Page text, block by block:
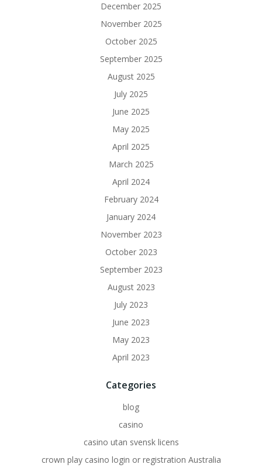
December 2025
November 2025
October 2025
September 2025
August 2025
July 2025
June 2025
May 2025
April 2025
March 2025
April 2024
February 2024
January 2024
November 2023
October 2023
September 2023
August 2023
July 2023
June 2023
May 2023
April 2023
Categories
blog
casino
casino utan svensk licens
crown play casino login or registration Australia